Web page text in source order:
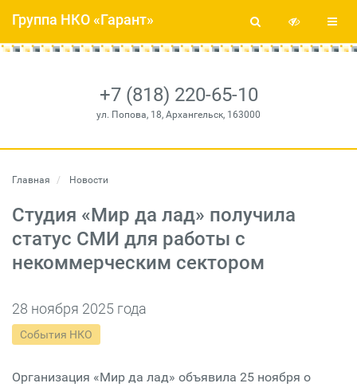
+7 (818) 220-65-10
ул. Попова, 18, Архангельск, 163000
Группа НКО «Гарант»
Главная Новости
Студия «Мир да лад» получила
статус СМИ для работы с
некоммерческим сектором
28 ноября 2025 года
События НКО
Организация «Мир да лад» объявила 25 ноября о